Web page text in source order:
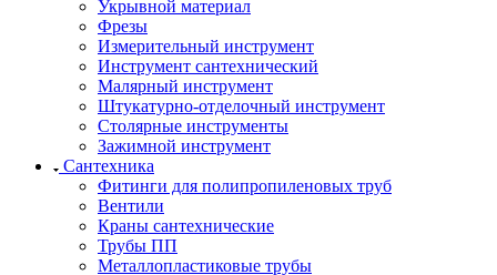
Укрывной материал
Фрезы
Измерительный инструмент
Инструмент сантехнический
Малярный инструмент
Штукатурно-отделочный инструмент
Cтолярные инструменты
Зажимной инструмент
Сантехника
Фитинги для полипропиленовых труб
Вентили
Краны сантехнические
Трубы ПП
Металлопластиковые трубы